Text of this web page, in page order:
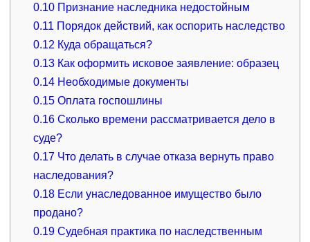
0.10 Признание наследника недостойным
0.11 Порядок действий, как оспорить наследство
0.12 Куда обращаться?
0.13 Как оформить исковое заявление: образец
0.14 Необходимые документы
0.15 Оплата госпошлины
0.16 Сколько времени рассматривается дело в
суде?
0.17 Что делать в случае отказа вернуть право
наследования?
0.18 Если унаследованное имущество было
продано?
0.19 Судебная практика по наследственным